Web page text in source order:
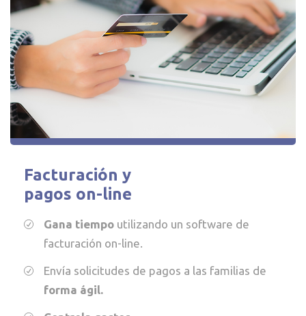
Facturación y
pagos on-line
Gana tiempo utilizando un software de
facturación on-line.
Envía solicitudes de pagos a las familias de
forma ágil.